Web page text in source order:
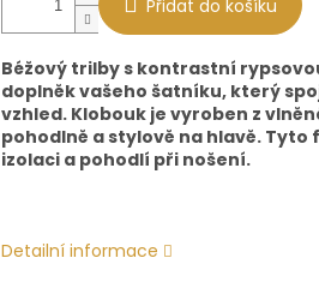
Přidat do košíku
Béžový trilby s kontrastní
doplněk vašeho šatníku, který
vzhled. Klobouk je vyroben z
pohodlně a stylově na hlavě.
izolaci a pohodlí při nošení.
Detailní informace